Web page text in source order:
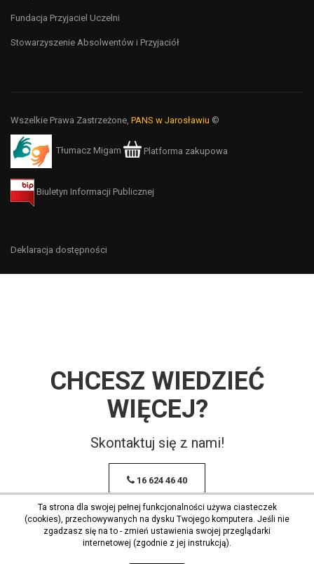
Fundacja Przyjaciel Uczelni
Stowarzyszenie Absolwentów i Przyjaciół
Wszelkie Prawa Zastrzeżone, PANS w Jarosławiu ©
Tłumacz Migam Platforma zakupowa
Biuletyn Informacji Publicznej
Deklaracja dostępności
CHCESZ WIEDZIEĆ
WIĘCEJ?
Skontaktuj się z nami!
16 624 46 40
Ta strona dla swojej pełnej funkcjonalności używa ciasteczek
(cookies), przechowywanych na dysku Twojego komputera. Jeśli nie
zgadzasz się na to - zmień ustawienia swojej przeglądarki
internetowej (zgodnie z jej instrukcją).